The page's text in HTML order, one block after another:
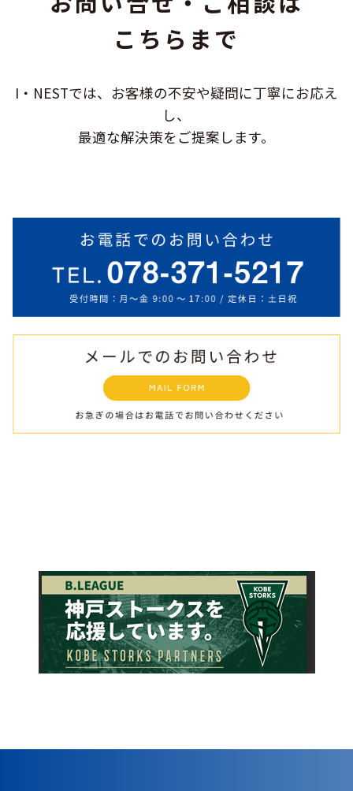
こちらまで
I・NESTでは、お客様の不安や疑問に丁寧にお応え
し、
最適な解決策をご提案します。